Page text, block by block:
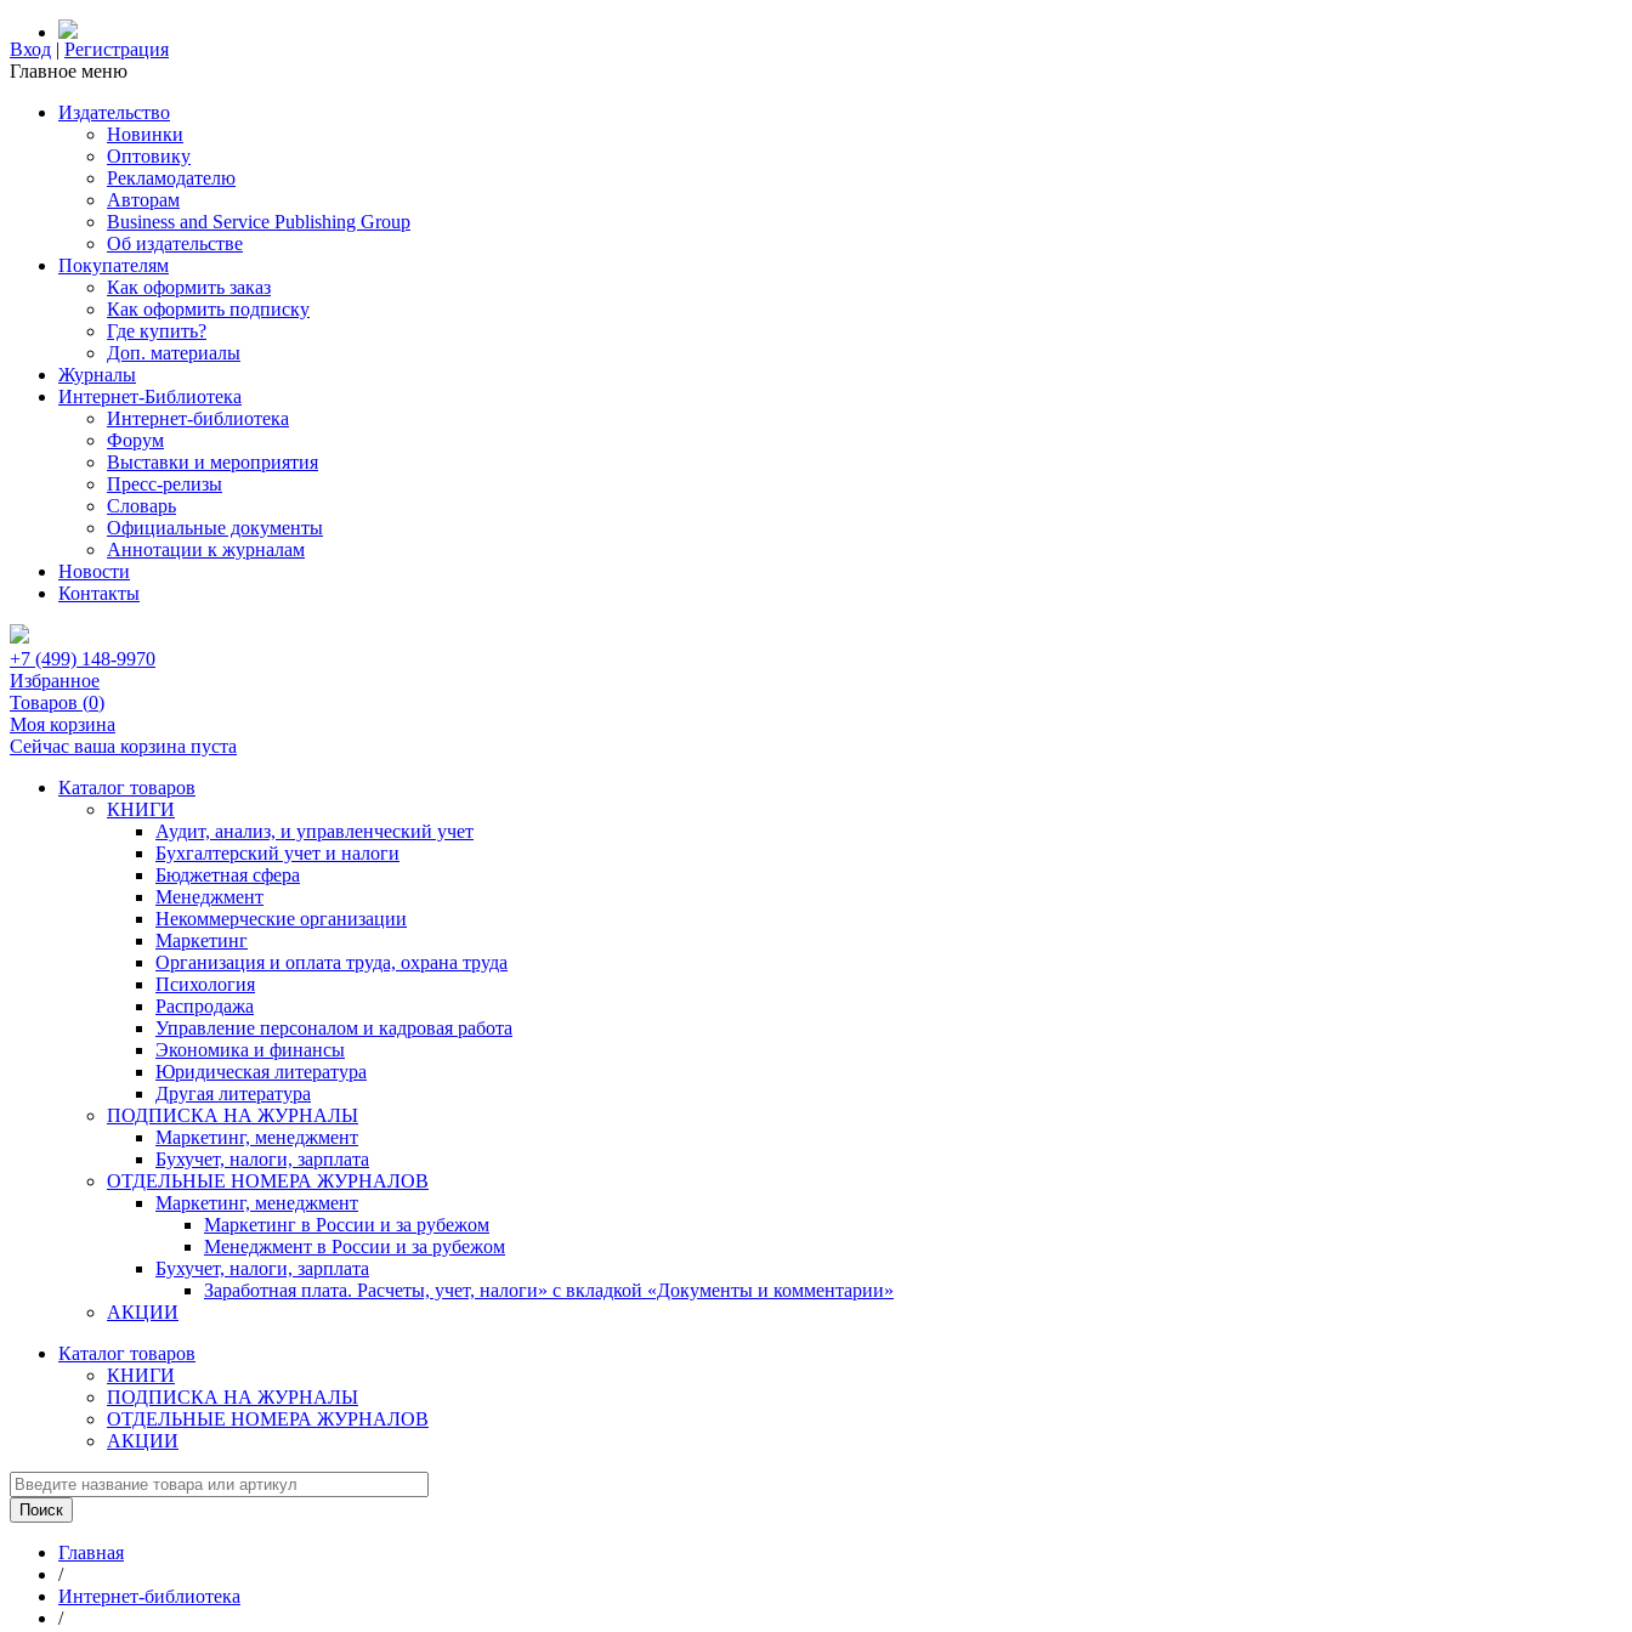
Вход | Регистрация
Главное меню
Издательство
Новинки
Оптовику
Рекламодателю
Авторам
Business and Service Publishing Group
Об издательстве
Покупателям
Как оформить заказ
Как оформить подписку
Где купить?
Доп. материалы
Журналы
Интернет-Библиотека
Интернет-библиотека
Форум
Выставки и мероприятия
Пресс-релизы
Словарь
Официальные документы
Аннотации к журналам
Новости
Контакты
+7 (499) 148-9970
Избранное
Товаров (0)
Моя корзина
Сейчас ваша корзина пуста
Каталог товаров
КНИГИ
Аудит, анализ, и управленческий учет
Бухгалтерский учет и налоги
Бюджетная сфера
Менеджмент
Некоммерческие организации
Маркетинг
Организация и оплата труда, охрана труда
Психология
Распродажа
Управление персоналом и кадровая работа
Экономика и финансы
Юридическая литература
Другая литература
ПОДПИСКА НА ЖУРНАЛЫ
Маркетинг, менеджмент
Бухучет, налоги, зарплата
ОТДЕЛЬНЫЕ НОМЕРА ЖУРНАЛОВ
Маркетинг, менеджмент
Маркетинг в России и за рубежом
Менеджмент в России и за рубежом
Бухучет, налоги, зарплата
Заработная плата. Расчеты, учет, налоги» с вкладкой «Документы и комментарии»
АКЦИИ
Каталог товаров
КНИГИ
ПОДПИСКА НА ЖУРНАЛЫ
ОТДЕЛЬНЫЕ НОМЕРА ЖУРНАЛОВ
АКЦИИ
Главная
/
Интернет-библиотека
/